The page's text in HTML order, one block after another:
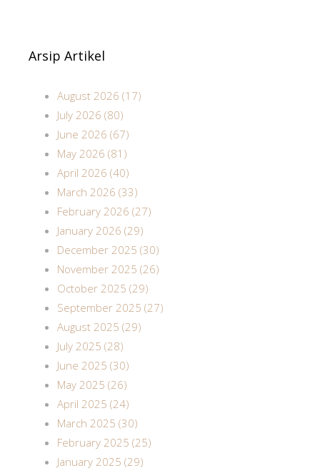
Arsip Artikel
August 2026 (17)
July 2026 (80)
June 2026 (67)
May 2026 (81)
April 2026 (40)
March 2026 (33)
February 2026 (27)
January 2026 (29)
December 2025 (30)
November 2025 (26)
October 2025 (29)
September 2025 (27)
August 2025 (29)
July 2025 (28)
June 2025 (30)
May 2025 (26)
April 2025 (24)
March 2025 (30)
February 2025 (25)
January 2025 (29)